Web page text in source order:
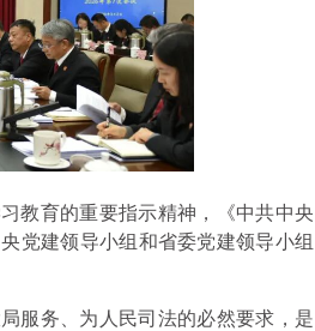
教育的重要指示精神，《中共中央
党建领导小组和省委党建领导小组
服务、为人民司法的必然要求，是